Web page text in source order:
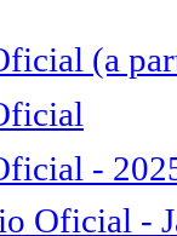
(a
-
Oficial -